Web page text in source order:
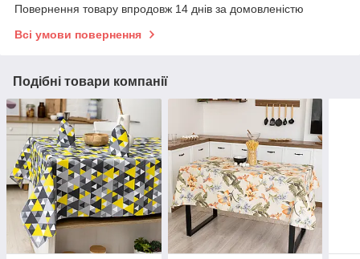
Повернення товару впродовж 14 днів за домовленістю
Всі умови повернення
Подібні товари компанії